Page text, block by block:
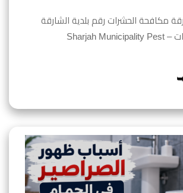
مكافحة الحشرات رقم بلدية الشارقة
مكافحة الحشرات – Sharjah Municipality Pest